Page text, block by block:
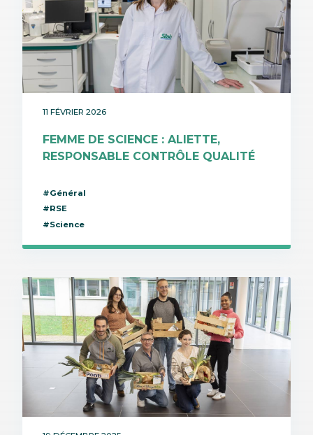
11 FÉVRIER 2026
FEMME DE SCIENCE : ALIETTE,
RESPONSABLE CONTRÔLE QUALITÉ
#Général
#RSE
#Science